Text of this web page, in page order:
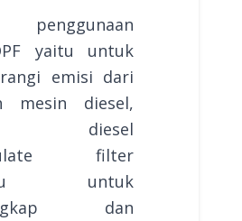
penggunaan
yaitu untuk
emisi dari
mesin diesel,
diesel
filter
untuk
dan